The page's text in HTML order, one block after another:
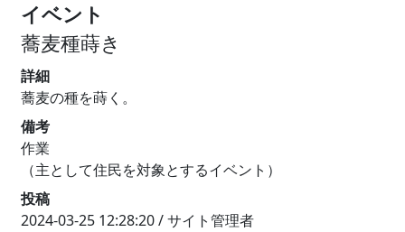
イベント
蕎麦種蒔き
詳細
蕎麦の種を蒔く。
備考
作業
（主として住民を対象とするイベント）
投稿
2024-03-25 12:28:20 / サイト管理者